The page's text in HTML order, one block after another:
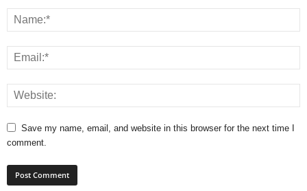
Save my name, email, and website in this browser for the next time I
comment.